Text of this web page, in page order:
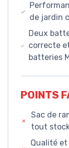
de jardin
Deux
correcte
batteries
POINTS
Sac de
tout
Qualité